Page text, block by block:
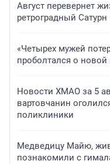
Август перевернет
ретроградный
«Четырех мужей
проболтался о
Новости ХМАО за 5
вартовчанин
поликлиники
Медведицу Майю,
познакомили с